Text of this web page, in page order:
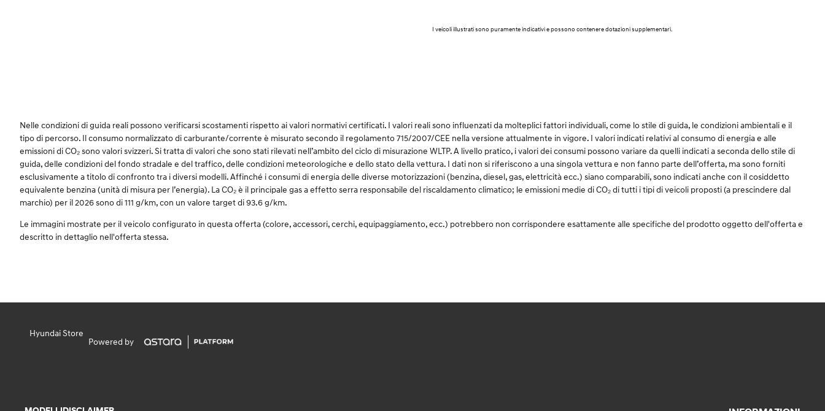
I veicoli illustrati sono puramente indicativi e possono contenere dotazioni supplementari.
Nelle condizioni di guida reali possono verificarsi scostamenti rispetto ai valori normativi certificati. I valori reali sono influenzati da molteplici fattori individuali, come lo stile di guida, le condizioni ambientali e il
tipo di percorso. Il consumo normalizzato di carburante/corrente è misurato secondo il regolamento 715/2007/CEE nella versione attualmente in vigore. I valori indicati relativi al consumo di energia e alle
emissioni di CO₂ sono valori svizzeri. Si tratta di valori che sono stati rilevati nell’ambito del ciclo di misurazione WLTP. A livello pratico, i valori dei consumi possono variare da quelli indicati a seconda dello stile di
guida, delle condizioni del fondo stradale e del traffico, delle condizioni meteorologiche e dello stato della vettura. I dati non si riferiscono a una singola vettura e non fanno parte dell’offerta, ma sono forniti
esclusivamente a titolo di confronto tra i diversi modelli. Affinché i consumi di energia delle diverse motorizzazioni (benzina, diesel, gas, elettricità ecc.) siano comparabili, sono indicati anche con il cosiddetto
equivalente benzina (unità di misura per l’energia). La CO₂ è il principale gas a effetto serra responsabile del riscaldamento climatico; le emissioni medie di CO₂ di tutti i tipi di veicoli proposti (a prescindere dal
marchio) per il 2026 sono di 111 g/km, con un valore target di 93.6 g/km.
Le immagini mostrate per il veicolo configurato in questa offerta (colore, accessori, cerchi, equipaggiamento, ecc.) potrebbero non corrispondere esattamente alle specifiche del prodotto oggetto dell'offerta e
descritto in dettaglio nell'offerta stessa.
Hyundai Store
Powered by